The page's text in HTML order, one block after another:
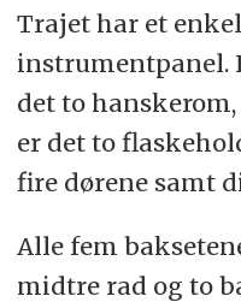
Trajet har et
instrumentpanel.
det to
er det to
fire dørene samt
Alle fem
midtre rad og to